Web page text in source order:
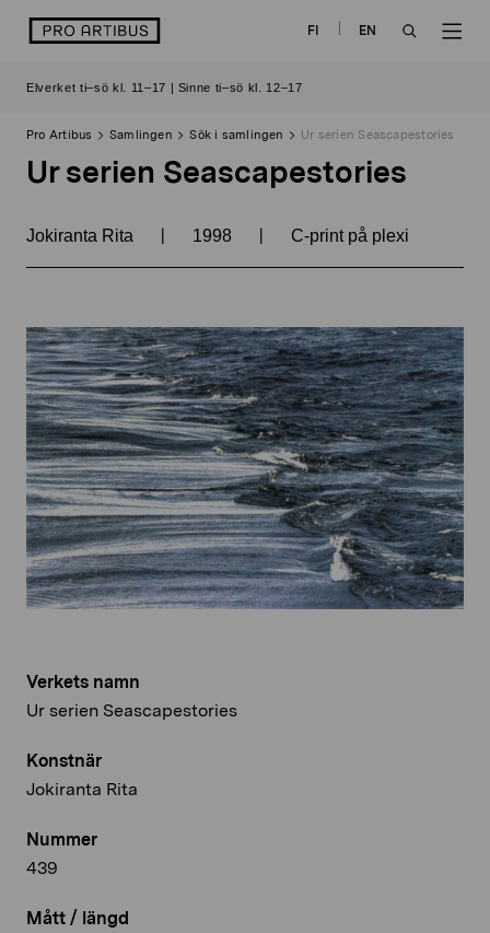
logo FI
EN
Elverket ti–sö kl. 11–17 | Sinne ti–sö kl. 12–17
Pro Artibus Samlingen Sök i samlingen Ur serien Seascapestories
Ur serien Seascapestories
Jokiranta Rita | 1998 | C-print på plexi
Verkets namn
Ur serien Seascapestories
Konstnär
Jokiranta Rita
Nummer
439
Mått / längd